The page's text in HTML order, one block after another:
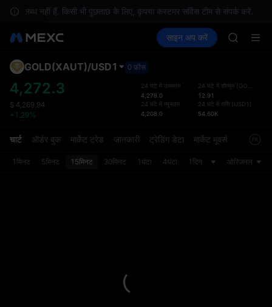
उपलब्ध नहीं हैं. किसी भी पूछताछ के लिए, कृपया कस्टमर सर्विस टीम से संपर्क करें.
स्पॉट फ़्यूचर्स UNITREE कमाएँ
साइन अप करें
SKYAI
HFT
SKYAI
ACE
UNITREE
Unitree
को
GOLD(XAUT)/USD1 0 फ़ीस
4,272.3
$ 4,269.94
+1.29%
24 घंटे में उच्चतम
4,278.0
24 घंटे में न्यूनतम
4,208.0
24 घंटे में वॉल्यूम (GOLD(XAUT)
12.91
24 घंटे में राशि (USD1 )
54.60K
चार्ट ऑर्डर बुक मार्केट ट्रेड जानकारी ट्रेडिंग डेटा मार्केट मूवर्स
1मिनट 5मिनट 15मिनट 30मिनट 1घंटा 4घंटा 1दिन ओरिजनल